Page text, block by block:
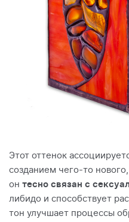
Этот оттенок
созданием чего-то
он тесно связан с
либидо и способствует
тон улучшает процессы